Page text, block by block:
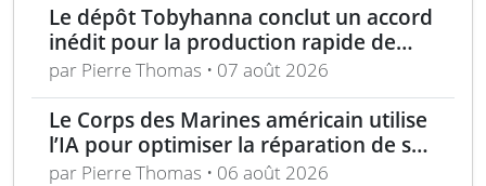
Le dépôt Tobyhanna conclut un accord
inédit pour la production rapide de
composants de sUAS
par Pierre Thomas • 07 août 2026
Le Corps des Marines américain utilise
l’IA pour optimiser la réparation de ses
équipements
par Pierre Thomas • 06 août 2026